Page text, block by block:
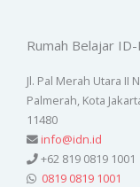
Rumah Belajar
Jl. Pal Merah Utara II
Palmerah, Kota
11480
info@idn.id
+62 819 0819 1001
0819 0819 1001